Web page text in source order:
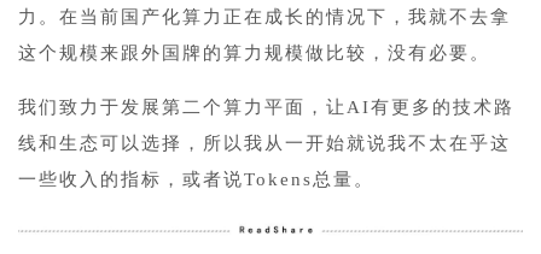
力。在当前国产化算力正在成长的情况下，我就不去拿
这个规模来跟外国牌的算力规模做比较，没有必要。
我们致力于发展第二个算力平面，让AI有更多的技术路
线和生态可以选择，所以我从一开始就说我不太在乎这
一些收入的指标，或者说Tokens总量。